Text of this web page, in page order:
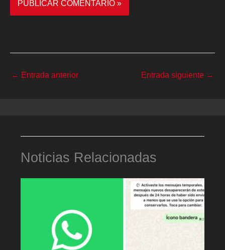
← Entrada anterior Entrada siguiente →
Noticias Relacionadas